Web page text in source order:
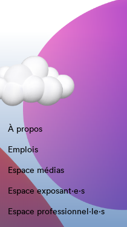
À propos
Emplois
Espace médias
Espace exposant·e⋅s
Espace professionnel·le⋅s